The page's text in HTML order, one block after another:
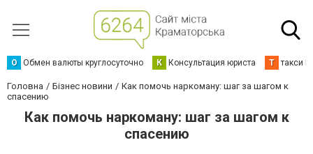
О Обмен валюты круглосуточно К Консультация юриста Т такси
Головна Бізнес новини
Как помочь наркоману: шаг за шагом к
спасению
Как помочь наркоману: шаг за шагом к
спасению